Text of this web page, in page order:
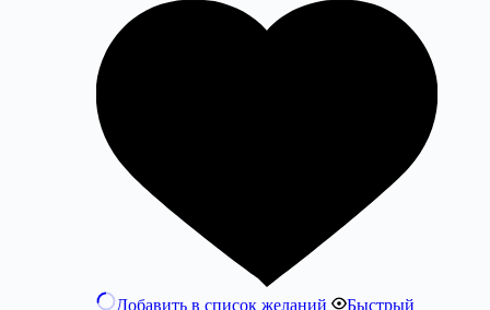
Добавить в список желаний
Быстрый